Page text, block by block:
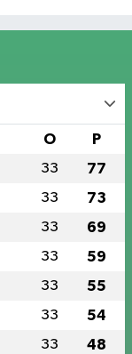
O P
33 77
33 73
33 69
33 59
33 55
33 54
33 48